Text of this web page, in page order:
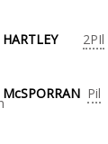
HARTLEY 2PIl
McSPORRAN Pil